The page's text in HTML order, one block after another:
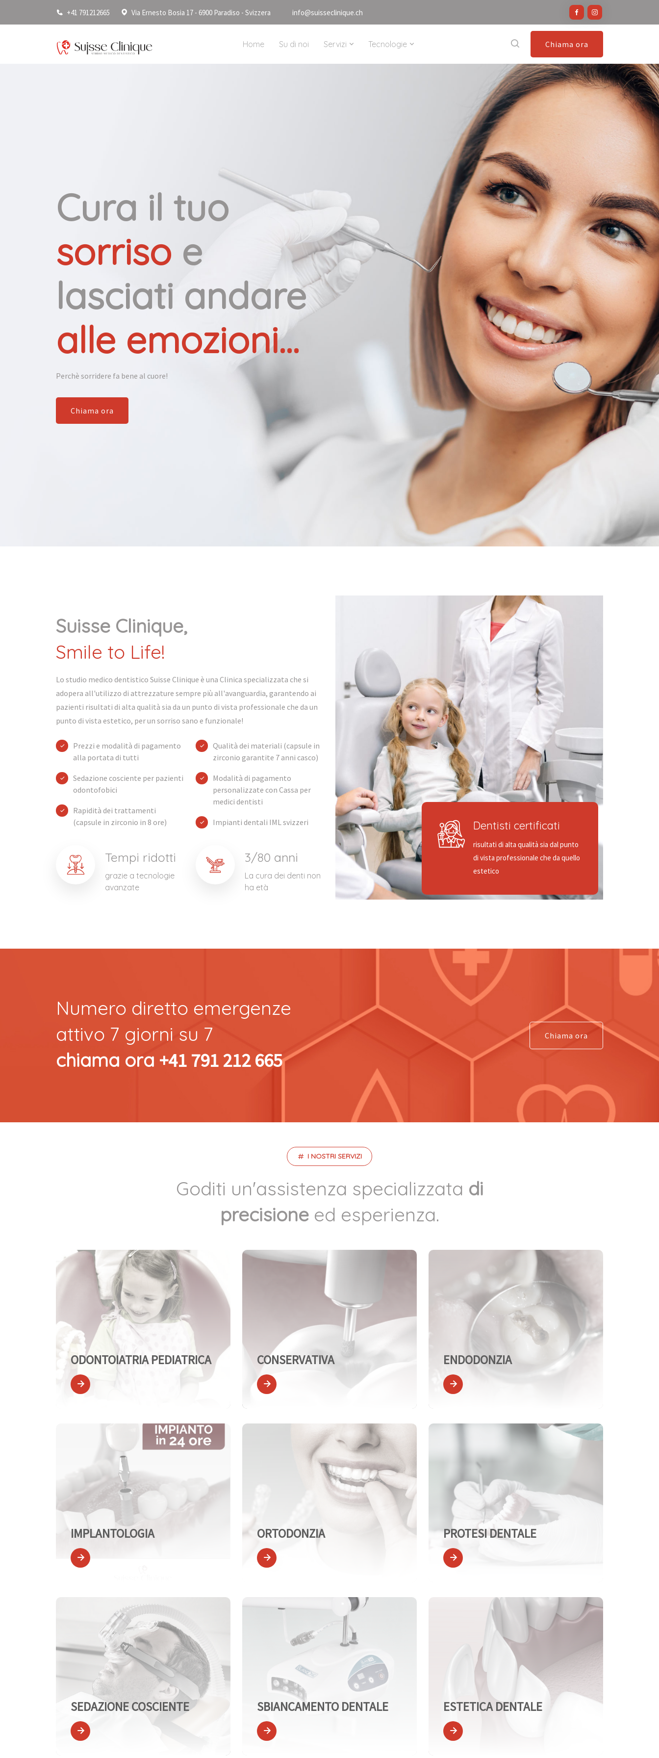
+41 791212665 Via Ernesto Bosia 17 - 6900 Paradiso - Svizzera info@suisseclinique.ch
Home Su di noi Servizi Tecnologie Chiama ora
Cura il tuo
sorriso e
lasciati andare
alle emozioni...
Perchè sorridere fa bene al cuore!
Chiama ora
Suisse Clinique,
Smile to Life!
Lo studio medico dentistico Suisse Clinique è una Clinica specializzata che si
adopera all'utilizzo di attrezzature sempre più all'avanguardia, garantendo ai
pazienti risultati di alta qualità sia da un punto di vista professionale che da un
punto di vista estetico, per un sorriso sano e funzionale!
Prezzi e modalità di pagamento
alla portata di tutti
Sedazione cosciente per pazienti
odontofobici
Rapidità dei trattamenti
(capsule in zirconio in 8 ore)
Qualità dei materiali (capsule in
zirconio garantite 7 anni casco)
Modalità di pagamento
personalizzate con Cassa per
medici dentisti
Impianti dentali IML svizzeri
Tempi ridotti
grazie a tecnologie
avanzate
3/80 anni
La cura dei denti non
ha età
Dentisti certificati
risultati di alta qualità sia dal punto
di vista professionale che da quello
estetico
Numero diretto emergenze
attivo 7 giorni su 7
chiama ora +41 791 212 665
Chiama ora
I NOSTRI SERVIZI
Goditi un'assistenza specializzata di
precisione ed esperienza.
ODONTOIATRIA PEDIATRICA CONSERVATIVA ENDODONZIA
IMPLANTOLOGIA ORTODONZIA PROTESI DENTALE
SEDAZIONE COSCIENTE SBIANCAMENTO DENTALE ESTETICA DENTALE